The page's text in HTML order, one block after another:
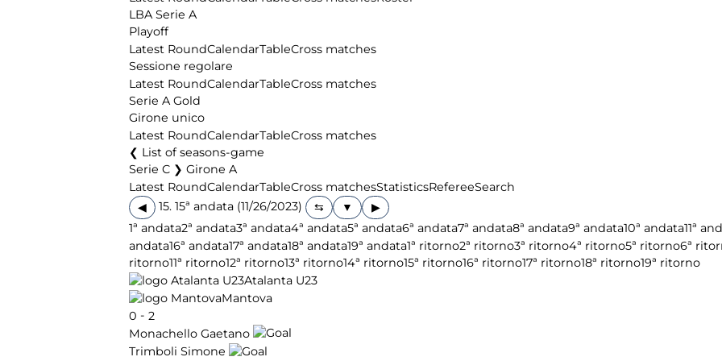
LBA Serie A
Playoff
Latest RoundCalendarTableCross matches
Sessione regolare
Latest RoundCalendarTableCross matches
Serie A Gold
Girone unico
Latest RoundCalendarTableCross matches
List of seasons-game
Serie C ❯ Girone A
Latest RoundCalendarTableCross matchesStatisticsRefereeSearch
◀
15. 15ª andata (11/26/2023)
▶
1ª andata2ª andata3ª andata4ª andata5ª andata6ª andata7ª andata8ª andata9ª andata10ª andata11ª
andata16ª andata17ª andata18ª andata19ª andata1ª ritorno2ª ritorno3ª ritorno4ª ritorno5ª ritorno6ª
ritorno11ª ritorno12ª ritorno13ª ritorno14ª ritorno15ª ritorno16ª ritorno17ª ritorno18ª ritorno19ª ritorno
Atalanta U23
Mantova
0 - 2
Monachello Gaetano
Trimboli Simone